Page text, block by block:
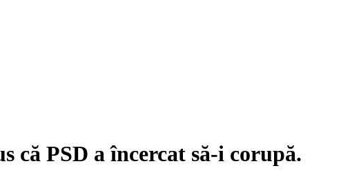
că PSD a încercat să-i corupă.